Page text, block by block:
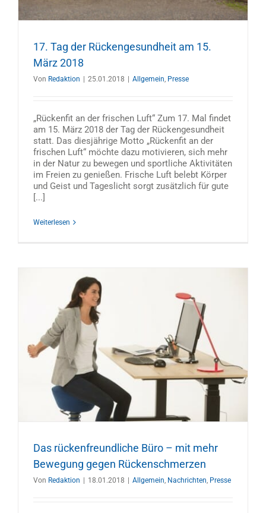
17. Tag der Rückengesundheit am 15.
März 2018
Von Redaktion | 25.01.2018 | Allgemein Presse
„Rückenfit an der frischen Luft“ Zum 17. Mal findet
am 15. März 2018 der Tag der Rückengesundheit
statt. Das diesjährige Motto „Rückenfit an der
frischen Luft“ möchte dazu motivieren, sich mehr
in der Natur zu bewegen und sportliche Aktivitäten
im Freien zu genießen. Frische Luft belebt Körper
und Geist und Tageslicht sorgt zusätzlich für gute
[...]
Weiterlesen
Das rückenfreundliche Büro – mit mehr
Bewegung gegen Rückenschmerzen
Von Redaktion | 18.01.2018 | Allgemein Nachrichten Presse